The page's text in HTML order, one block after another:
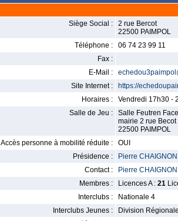
Siège Social :
2 rue Bercot
22500 PAIMPOL
Téléphone :
06 74 23 99 11
Fax :
E-Mail :
Site Internet :
https://
Horaires :
Vendredi 17h30 -
Salle de Jeu :
Salle Feutren
mairie 2 rue Becot
22500 PAIMPOL
Accès personne à mobilité réduite :
OUI
Présidence :
Pierre CHAIGNON
Contact :
Pierre CHAIGNON
Membres :
Licences A : 21
Interclubs :
Nationale 4
Interclubs Jeunes :
Division